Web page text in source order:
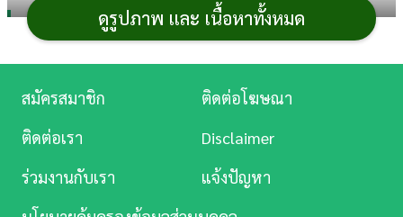
1. หมูก้อนทอดกระเทียมพริกไทย
ดูรูปภาพ และ เนื้อหาทั้งหมด
ดู
Music
สมัครสมาชิก
ติดต่อโฆษณา
ติดต่อเรา
Disclaimer
ร่วมงานกับเรา
แจ้งปัญหา